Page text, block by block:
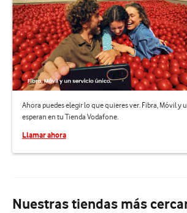
Ahora puedes elegir lo que quieres ver. Fibra, Móvil y
esperan en tu Tienda Vodafone.
Llamar ahora
Nuestras tiendas más